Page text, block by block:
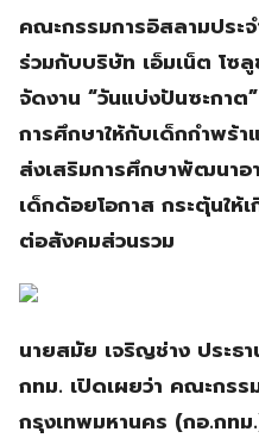
คณะกรรมการอิสลามประ
ร่วมกับบริษัท เอ็มเน็ต โซ
จัดงาน “วันแบ่งปันซะกาต
การศึกษาให้กับเด็กกำพร้า
ส่งเสริมการศึกษาพัฒนา
เด็กด้อยโอกาส กระตุ้นให้
ต่อสังคมส่วนรวม
นายสมัย เจริญช่าง ประธ
กทม. เปิดเผยว่า คณะกรร
กรุงเทพมหานคร (กอ.กทม